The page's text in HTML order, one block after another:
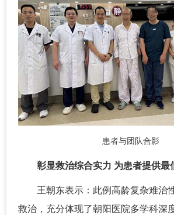
患者与团队合影
彰显救治综合实力 为患者提供最
王朝东表示：此例高龄复杂难治
救治，充分体现了朝阳医院多学科深